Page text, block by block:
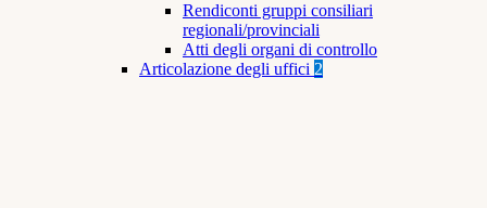
Rendiconti gruppi consiliari
regionali/provinciali
Atti degli organi di controllo
Articolazione degli uffici 2